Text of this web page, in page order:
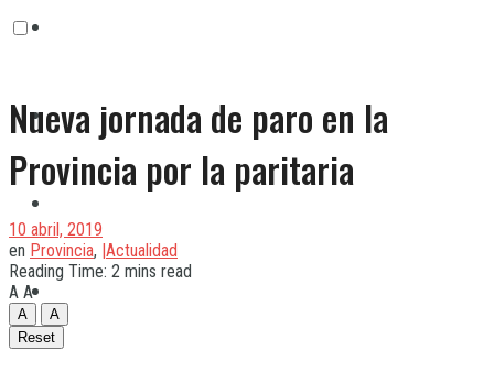
Lanús
Nueva jornada de paro en la
Provincia por la paritaria
10 abril, 2019
en Provincia, |Actualidad
Reading Time: 2 mins read
A A
A
A
Reset